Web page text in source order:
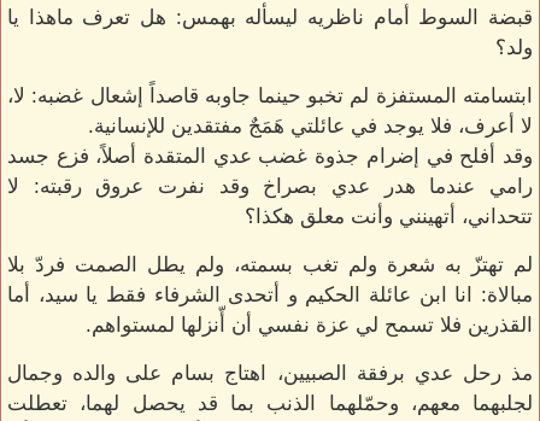
قبضة السوط أمام ناظريه ليسأله بهمس: هل تعرف ماهذا يا
ولد؟
ابتسامته المستفزة لم تخبو حينما جاوبه قاصداً إشعال غضبه: لا،
لا أعرف، فلا يوجد في عائلتي هَمَجٌ مفتقدين للإنسانية.
وقد أفلح في إضرام جذوة غضب عدي المتقدة أصلاً، فزع جسد
رامي عندما هدر عدي بصراخ وقد نفرت عروق رقبته: لا
تتحداني، أتهينني وأنت معلق هكذا؟
لم تهتزّ به شعرة ولم تغب بسمته، ولم يطل الصمت فردّ بلا
مبالاة: انا ابن عائلة الحكيم و أتحدى الشرفاء فقط يا سيد، أما
القذرين فلا تسمح لي عزة نفسي أن أّنزلها لمستواهم.
مذ رحل عدي برفقة الصبيين، اهتاج بسام على والده وجمال
لجلبهما معهم، وحمّلهما الذنب بما قد يحصل لهما، تعطلت